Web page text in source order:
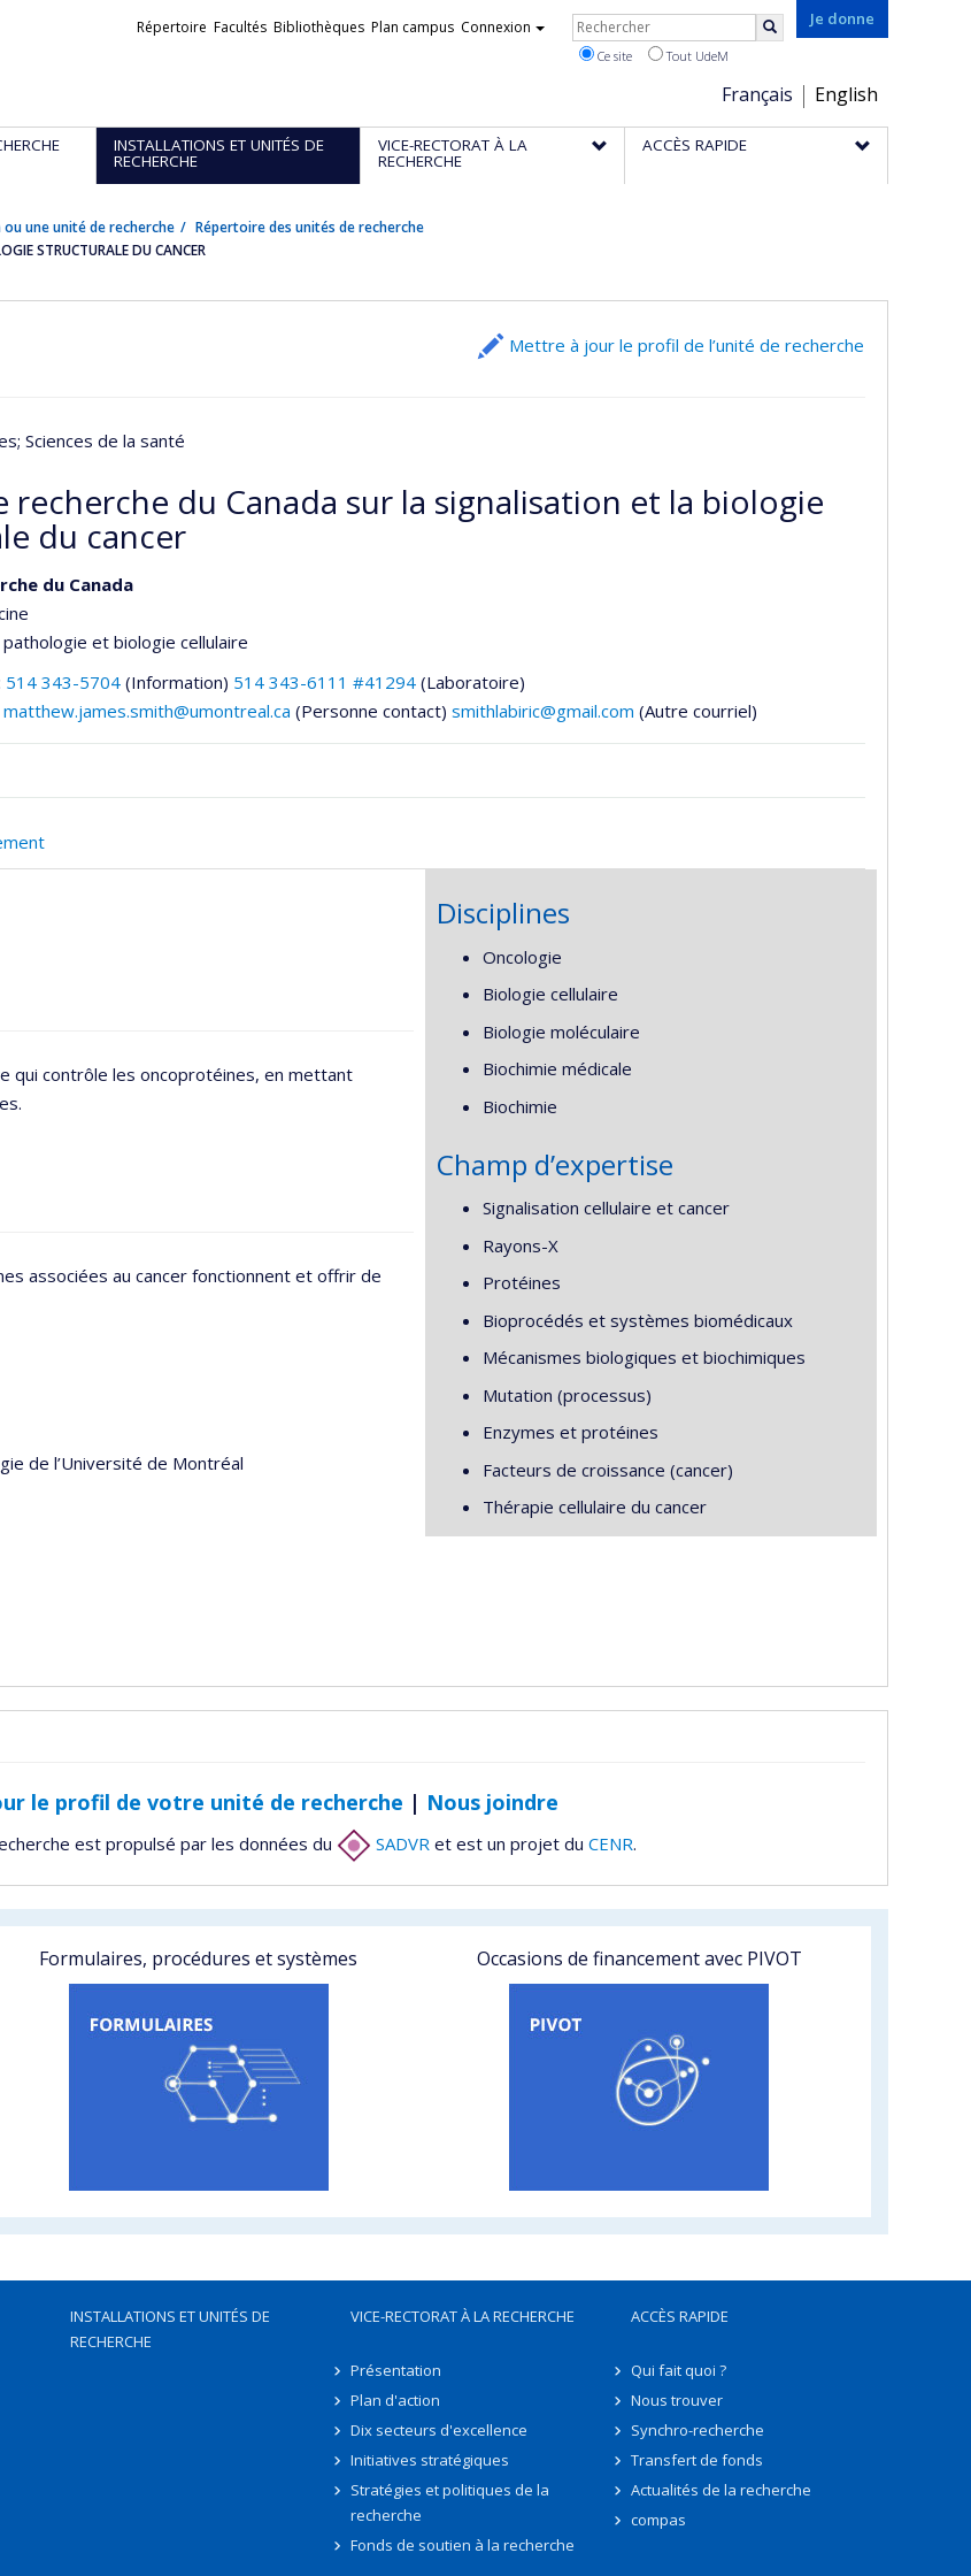
Je donne
Choix
de
la
Français English
Liens
Répertoire Facultés Bibliothèques Plan campus Connexion Rechercher
Ce site Tout UdeM
INSTALLATIONS ET UNITÉS DE
RECHERCHE
VICE-RECTORAT À LA
RECHERCHE
ACCÈS RAPIDE
une unité de recherche
Répertoire des unités de recherche
STRUCTURALE DU CANCER
Mettre à jour le profil de l’unité de recherche
; Sciences de la santé
recherche du Canada sur la signalisation et la biologie
du cancer
du Canada
et biologie cellulaire
514 343-5704 (Information) 514 343-6111 #41294 (Laboratoire)
matthew.james.smith@umontreal.ca (Personne contact) smithlabiric@gmail.com (Autre courriel)
qui contrôle les oncoprotéines, en mettant
associées au cancer fonctionnent et offrir de
de l’Université de Montréal
Disciplines
Oncologie
Biologie cellulaire
Biologie moléculaire
Biochimie médicale
Biochimie
Champ d’expertise
Signalisation cellulaire et cancer
Rayons-X
Protéines
Bioprocédés et systèmes biomédicaux
Mécanismes biologiques et biochimiques
Mutation (processus)
Enzymes et protéines
Facteurs de croissance (cancer)
Thérapie cellulaire du cancer
le profil de votre unité de recherche | Nous joindre
est propulsé par les données du SADVR et est un projet du CENR.
Formulaires, procédures et systèmes Occasions de financement avec PIVOT
INSTALLATIONS ET UNITÉS DE
RECHERCHE
VICE-RECTORAT À LA RECHERCHE
Présentation
Plan d'action
Dix secteurs d'excellence
Initiatives stratégiques
Stratégies et politiques de la
recherche
Fonds de soutien à la recherche
ACCÈS RAPIDE
Qui fait quoi ?
Nous trouver
Synchro-recherche
Transfert de fonds
Actualités de la recherche
compas